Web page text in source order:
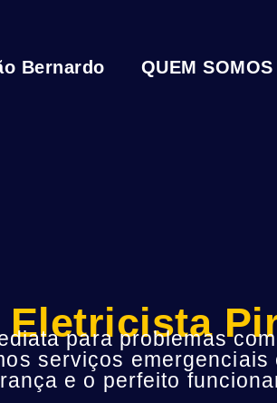
Bernardo QUEM SOMOS
Eletricista
para problemas
serviços
e o perfeito